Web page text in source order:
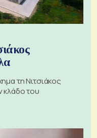
τη Νιτσιάκος
κλάδο του